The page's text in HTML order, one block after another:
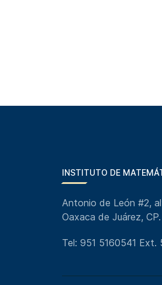
INSTITUTO DE
Antonio de León #2,
Oaxaca de Juárez,
Tel: 951 5160541 Ext.